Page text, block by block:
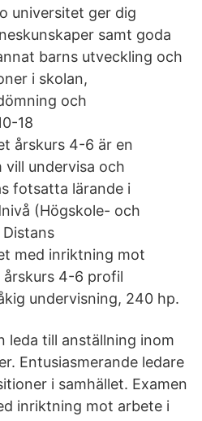
universitet ger dig
samt goda
barns utveckling och
i skolan,
och
18
årskurs 4-6 är en
undervisa och
fotsatta lärande i
(Högskole- och
med inriktning mot
årskurs 4-6 profil
undervisning, 240 hp.
leda till anställning inom
Entusiasmerande ledare
i samhället. Examen
inriktning mot arbete i